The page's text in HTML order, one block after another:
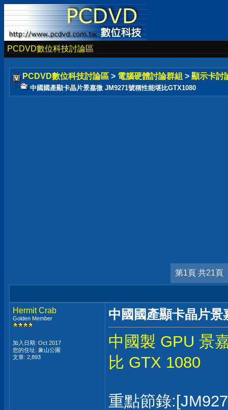
PCDVD數位科技討論區
PCDVD數位科技討論區 > 電腦硬體討論群組 > 顯示卡討
中國國產顯卡晶片景嘉微 JM9271號稱性能堪比GTX1080
第1頁 共21頁
Hermit Crab
Golden Member
加入日期: Oct 2017
您的住址: 象山公園
文章: 2,893
中國國產顯卡晶片
中國製 GPU 景
比 GTX 1080
重點節錄